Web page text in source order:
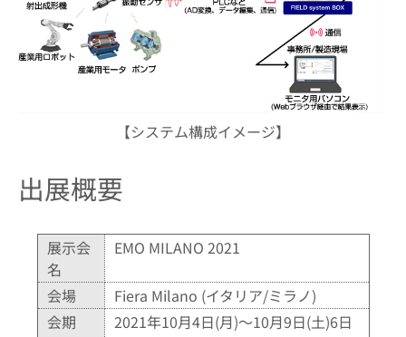
【システム構成イメージ】
出展概要
展示会
名
EMO MILANO 2021
会場
Fiera Milano (イタリア/ミラノ)
会期
2021年10月4日(月)～10月9日(土)6日